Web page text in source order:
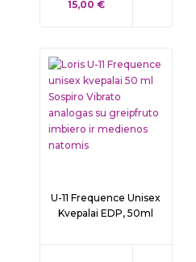
KAINA
15,00 €
U-11 Frequence Unisex
Kvepalai EDP, 50ml